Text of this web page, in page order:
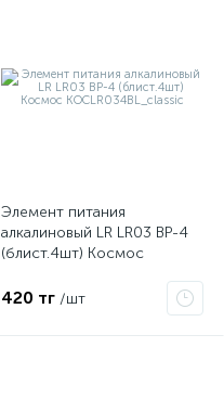
Элемент питания
алкалиновый LR LR03 BP-4
(блист.4шт) Космос
420 тг /шт